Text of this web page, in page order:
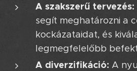
A szakszerű tervezés:
segít meghatározni a
kockázataidat, és
legmegfelelőbb
A diverzifikáció: A